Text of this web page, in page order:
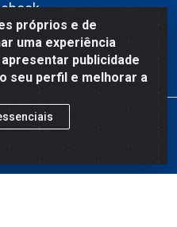
próprios e de
uma experiência
publicidade
seu perfil e melhorar a
451 - Vista Verde, São José
- CNPJ 08.978.600/0004-83